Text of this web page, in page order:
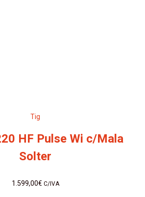
Tig
HF Pulse Wi c/Mala
Solter
1.599,00€ C/IVA